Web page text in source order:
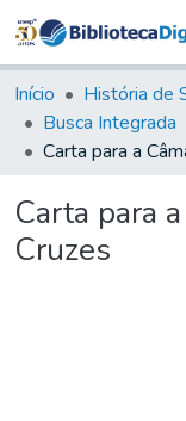
Início História de
Busca Integrada
Carta para
Cruzes